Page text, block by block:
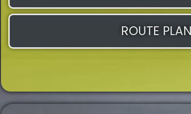
ROUTE